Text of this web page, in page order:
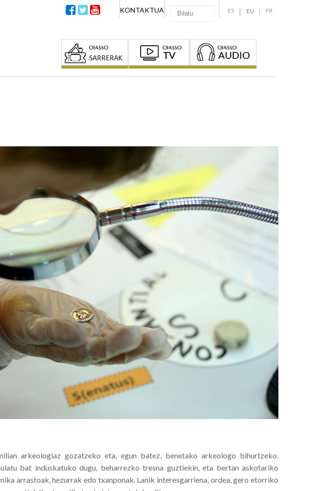
ES EU FR
KONTAKTUA
arkeologiaz gozatzeko eta, egun batez, benetako arkeologo bihurtzeko.
bat induskatuko dugu, beharrezko tresna guztiekin, eta bertan askotariko
arrastoak, hezurrak edo txanponak. Lanik interesgarriena, ordea, gero etorriko